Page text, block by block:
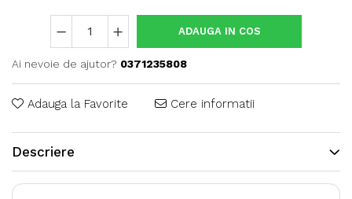
ADAUGA IN COS
Ai nevoie de ajutor? 0371235808
Adauga la Favorite Cere informatii
Descriere